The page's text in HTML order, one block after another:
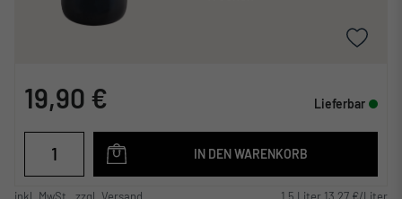
19,90 € Lieferbar
IN DEN WARENKORB
inkl. MwSt., zzgl. Versand 1,5 Liter 13,27 €/Liter